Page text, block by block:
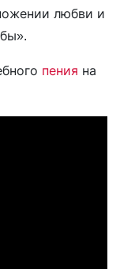
любви и
пения на